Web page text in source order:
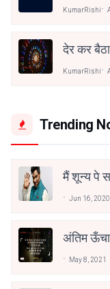
KumarRishi
देर कर
KumarRishi
Trending
मैं शून्य पे
Jun 16, 2020
अंतिम
May 8, 2021